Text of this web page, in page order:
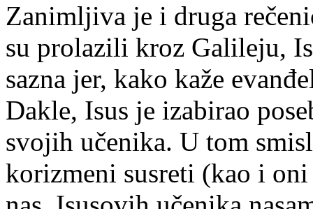
Zanimljiva je i druga
su prolazili kroz Galileju,
sazna jer, kako kaže
Dakle, Isus je izabirao
svojih učenika. U tom
korizmeni susreti (kao i